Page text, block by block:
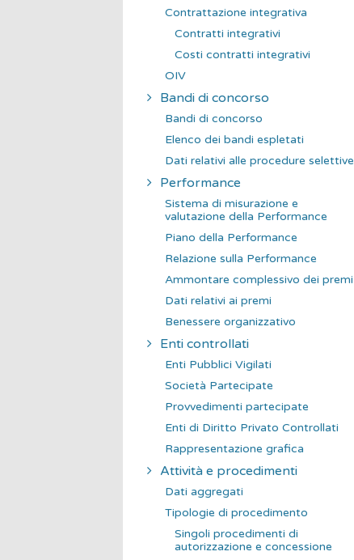
Contrattazione integrativa
Contratti integrativi
Costi contratti integrativi
OIV
Bandi di concorso
Bandi di concorso
Elenco dei bandi espletati
Dati relativi alle procedure selettive
Performance
Sistema di misurazione e
valutazione della Performance
Piano della Performance
Relazione sulla Performance
Ammontare complessivo dei premi
Dati relativi ai premi
Benessere organizzativo
Enti controllati
Enti Pubblici Vigilati
Società Partecipate
Provvedimenti partecipate
Enti di Diritto Privato Controllati
Rappresentazione grafica
Attività e procedimenti
Dati aggregati
Tipologie di procedimento
Singoli procedimenti di
autorizzazione e concessione